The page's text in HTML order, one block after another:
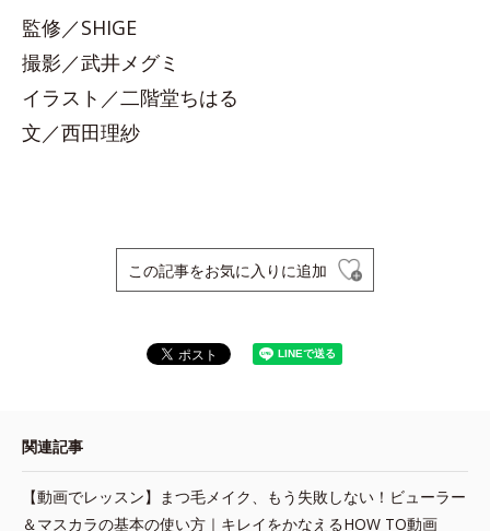
監修／SHIGE
撮影／武井メグミ
イラスト／二階堂ちはる
文／西田理紗
この記事をお気に入りに追加
関連記事
【動画でレッスン】まつ毛メイク、もう失敗しない！ビューラー
＆マスカラの基本の使い方｜キレイをかなえるHOW TO動画